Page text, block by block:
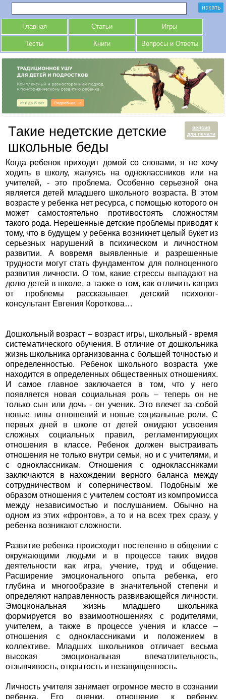
Главная Статьи Игры
Тесты Книги Вопросы и Ответы
версия
для печати
Такие недетские детские
школьные беды
Когда ребенок приходит домой со словами, я не хочу
ходить в школу, жалуясь на одноклассников или на
учителей, - это проблема. Особенно серьезной она
является детей младшего школьного возраста. В этом
возрасте у ребенка нет ресурса, с помощью которого он
может самостоятельно противостоять сложностям
такого рода. Нерешенные детские проблемы приводят к
тому, что в будущем у ребенка возникнет целый букет из
серьезных нарушений в психическом и личностном
развитии. А вовремя выявленные и разрешенные
трудности могут стать фундаментом для полноценного
развития личности. О том, какие стрессы выпадают на
долю детей в школе, а также о том, как отличить каприз
от проблемы рассказывает детский психолог-
консультант Евгения Короткова…
Дошкольный возраст – возраст игры, школьный - время
систематического обучения. В отличие от дошкольника
жизнь школьника организованна с большей точностью и
определенностью. Ребенок школьного возраста уже
находится в определенных общественных отношениях.
И самое главное заключается в том, что у него
появляется новая социальная роль – теперь он не
только сын или дочь - он ученик. Это влечет за собой
новые типы отношений и новые социальные роли. С
первых дней в школе от детей ожидают усвоения
сложных социальных правил, регламентирующих
отношения в классе. Ребенок должен выстраивать
отношения не только внутри семьи, но и с учителями, и
с одноклассникам. Отношения с одноклассниками
заключаются в нахождении верного баланса между
сотрудничеством и соперничеством. Подобным же
образом отношения с учителем состоят из компромисса
между независимостью и послушанием. Обычно на
одном из этих «фронтов», а то и на всех трех сразу, у
ребенка возникают сложности.
Развитие ребенка происходит постепенно в общении с
окружающими людьми и в процессе таких видов
деятельности как игра, учение, труд и общение.
Расширение эмоционального опыта ребенка, его
глубина и многообразие в значительной степени и
определяют направленность развивающейся личности.
Эмоциональная жизнь младшего школьника
формируется во взаимоотношениях с родителями,
учителем, а также в процессе учения и классе –
отношения с одноклассниками и положением в
коллективе. Младших школьников отличает весьма
высокая эмоциональная впечатлительность,
отзывчивость, открытость и незащищенность.
Личность учителя занимает огромное место в сознании
ребенка. Его оценки, отношение к ребенку,